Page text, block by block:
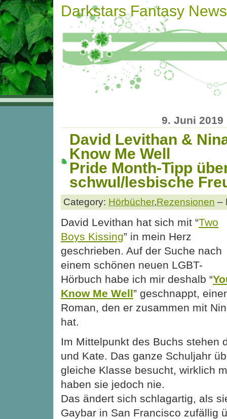
Darkstars Fantasy News
9. Juni 2019
David Levithan &
Know Me Well
Pride Month-Tipp
schwul/lesbische
Category: Hörbücher,Rezensionen –
David Levithan hat sich mit “Two
Boys Kissing” in mein Herz
geschrieben. Auf der Suche nach
einem schönen neuen LGBT-
Hörbuch habe ich mir deshalb “
Know Me Well” geschnappt,
Roman, den er zusammen mit
hat.
Im Mittelpunkt des Buchs stehen
und Kate. Das ganze Schuljahr
gleiche Klasse besucht, wirklich
haben sie jedoch nie.
Das ändert sich schlagartig, als
Gaybar in San Francisco zufällig